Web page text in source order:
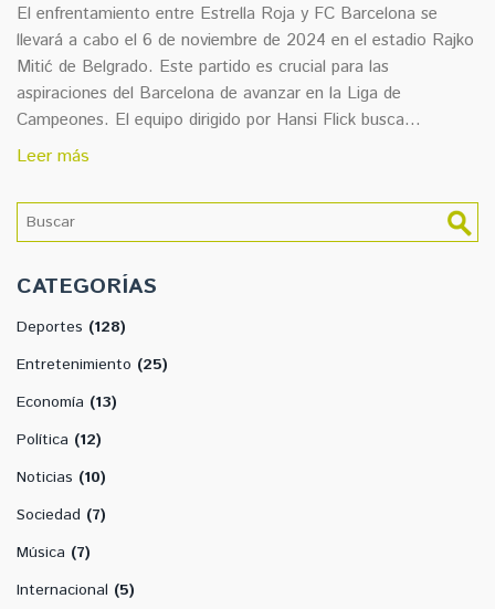
El enfrentamiento entre Estrella Roja y FC Barcelona se
llevará a cabo el 6 de noviembre de 2024 en el estadio Rajko
Mitić de Belgrado. Este partido es crucial para las
aspiraciones del Barcelona de avanzar en la Liga de
Campeones. El equipo dirigido por Hansi Flick busca
continuar con su racha positiva mientras que Estrella Roja
competencia europea.
Leer más
CATEGORÍAS
Deportes (128)
Entretenimiento (25)
Economía (13)
Política (12)
Noticias (10)
Sociedad (7)
Música (7)
Internacional (5)